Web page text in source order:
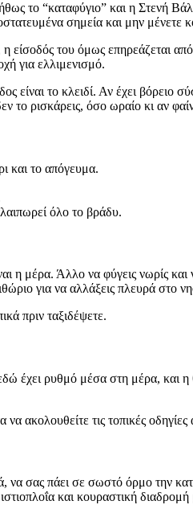
το “καταφύγιο” και η Στενή
σημεία και μην μένετε
του όμως επηρεάζεται
για ελλιμενισμό.
το κλειδί. Αν έχει βόρειο
το ρισκάρεις, όσο ωραίο κι αν
και το απόγευμα.
όλο το βράδυ.
μέρα. Άλλο να φύγεις νωρίς
για να αλλάξεις πλευρά στο
πριν ταξιδέψετε.
έχει ρυθμό μέσα στη μέρα,
τις τοπικές οδηγίες
να σας πάει σε σωστό όρμο την
και κουραστική